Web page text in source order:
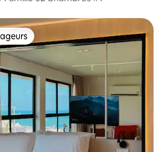
les plus appréciés